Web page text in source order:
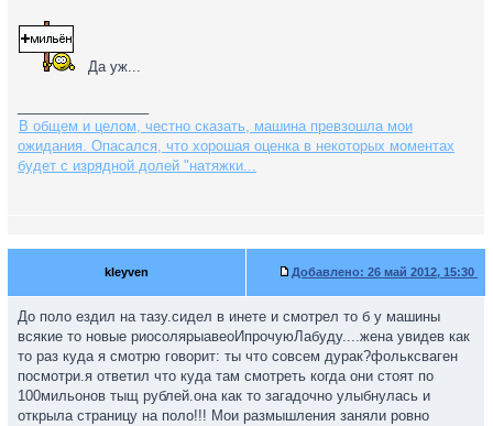
Да уж...
В общем и целом, честно сказать, машина превзошла мои
ожидания. Опасался, что хорошая оценка в некоторых моментах
будет с изрядной долей "натяжки...
kleyven Добавлено: 26 май 2012, 15:30
До поло ездил на тазу.сидел в инете и смотрел то б у машины
всякие то новые риосолярыавеоИпрочуюЛабуду....жена увидев как
то раз куда я смотрю говорит: ты что совсем дурак?фольксваген
посмотри.я ответил что куда там смотреть когда они стоят по
100мильонов тыщ рублей.она как то загадочно улыбнулась и
открыла страницу на поло!!! Мои размышления заняли ровно